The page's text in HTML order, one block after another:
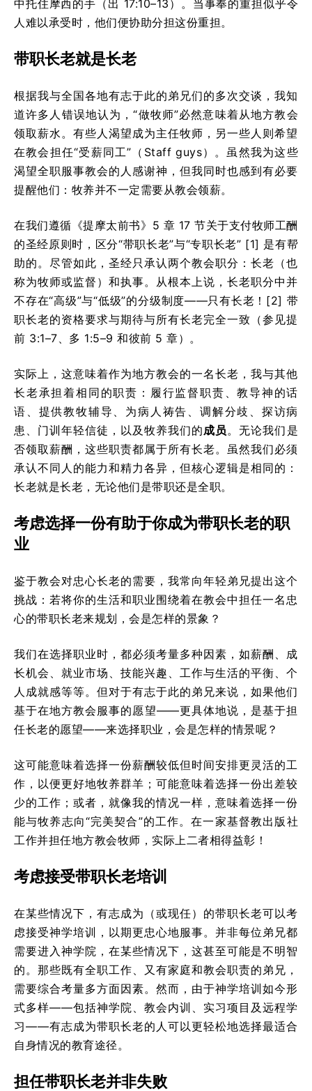
中托住摩西的手（出 17:10–13）。当事奉的重担似乎令
人难以承受时，他们便协助分担这份重担。
带职长老就是长老
根据我与全国各地有志于此的弟兄们的多次交谈，我知
道许多人错误地认为，“做牧师”必然意味着从地方教会
领取薪水。有些人渴望成为主任牧师，另一些人则希望
在教会担任“受薪同工”（Staff guys）。虽然我为这些
渴望全职服事教会的人感谢神，但我同时也感到有必要
提醒他们：牧养并不一定需要从教会领薪。
在我们遵循《提摩太前书》5 章 17 节关于支付牧师工酬
的圣经原则时，区分“带职长老”与“专职长老” [1] 是有帮
助的。尽管如此，圣经只承认两个教会职分：长老（也
称为牧师或监督）和执事。从根本上说，长老职分中并
不存在“高级”与“低级”的分级制度——只有长老！[2] 带
职长老的资格要求与期待与所有长老完全一致（参见提
前 3:1–7、多 1:5–9 和彼前 5 章）。
实际上，这意味着作为地方教会的一名长老，我与其他
长老承担着相同的职责：履行监督职责、教导神的话
语、提供教牧辅导、为病人祷告、调解分歧、探访病
患、门训年轻信徒，以及牧养我们的成员 。无论我们是
否领取薪酬，这些职责都属于所有长老。虽然我们必须
承认不同人的能力和精力各异，但核心逻辑是相同的：
长老就是长老，无论他们是带职还是全职。
考虑选择一份有助于你成为带职长老的职
业
鉴于教会对忠心长老的需要，我常向年轻弟兄提出这个
挑战：若将你的生活和职业围绕着在教会中担任一名忠
心的带职长老来规划，会是怎样的景象？
我们在选择职业时，都必须考量多种因素，如薪酬、成
长机会、就业市场、技能兴趣、工作与生活的平衡、个
人成就感等等。但对于有志于此的弟兄来说，如果他们
基于在地方教会服事的愿望——更具体地说，是基于担
任长老的愿望——来选择职业，会是怎样的情景呢？
这可能意味着选择一份薪酬较低但时间安排更灵活的工
作，以便更好地牧养群羊；可能意味着选择一份出差较
少的工作；或者，就像我的情况一样，意味着选择一份
能与牧养志向“完美契合”的工作。在一家基督教出版社
工作并担任地方教会牧师，实际上二者相得益彰！
考虑接受带职长老培训
在某些情况下，有志成为（或现任）的带职长老可以考
虑接受神学培训，以期更忠心地服事。并非每位弟兄都
需要进入神学院，在某些情况下，这甚至可能是不明智
的。那些既有全职工作、又有家庭和教会职责的弟兄，
需要综合考量多方面因素。然而，由于神学培训如今形
式多样——包括神学院、教会内训、实习项目及远程学
习——有志成为带职长老的人可以更轻松地选择最适合
自身情况的教育途径。
担任带职长老并非失败